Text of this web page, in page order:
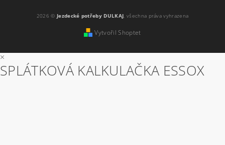
2026 © Jezdecké potřeby DULKAJ , všechna práva vyhrazena
Vytvořil Shoptet
×
SPLÁTKOVÁ KALKULAČKA ESSOX